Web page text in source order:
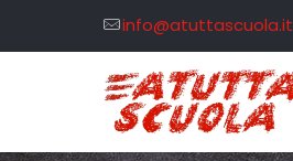
info@atuttascuola.it